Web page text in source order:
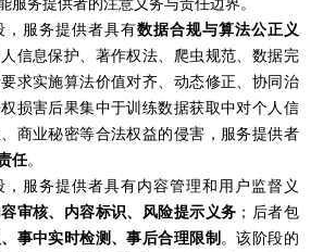
，服务提供者具有数据合规与算法公正义
信息保护、著作权法、爬虫规范、数据完
求实施算法价值对齐、动态修正、协同治
损害后果集中于训练数据获取中对个人信
商业秘密等合法权益的侵害，服务提供者
任。
服务提供者具有内容管理和用户监督义
审核、内容标识、风险提示义务 ；后者包
事中实时检测、事后合理限制。该阶段的